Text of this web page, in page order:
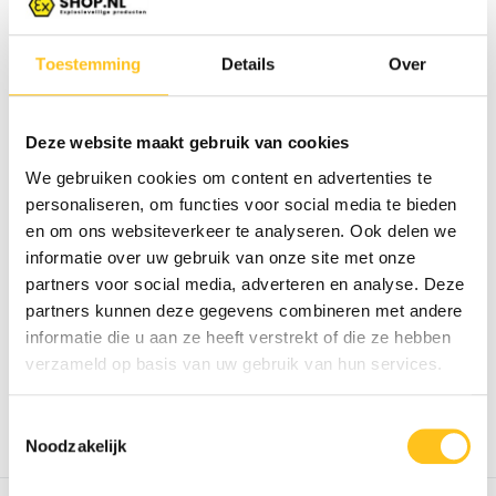
Toestemming Details Over
Deze website maakt gebruik van cookies
We gebruiken cookies om content en advertenties te
personaliseren, om functies voor social media te bieden
en om ons websiteverkeer te analyseren. Ook delen we
informatie over uw gebruik van onze site met onze
partners voor social media, adverteren en analyse. Deze
partners kunnen deze gegevens combineren met andere
informatie die u aan ze heeft verstrekt of die ze hebben
verzameld op basis van uw gebruik van hun services.
Noodzakelijk
ATEX Floodlight TL-EX2-
060-5k - Zone 1/2...
Explosieveilige floodlight met
8.100 lumen, 60W ...
Vergelijk
Leverbaar
€ 645,80*
ATEX Floodlight TL-EX2-
120-5k - Zone 1/2...
Explosieveilige floodlight met
16.200 lumen, 120...
Leverbaar